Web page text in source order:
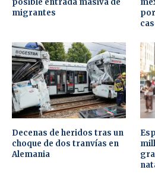
migrantes
Decenas de heridos tras un
choque de dos tranvías en
Alemania